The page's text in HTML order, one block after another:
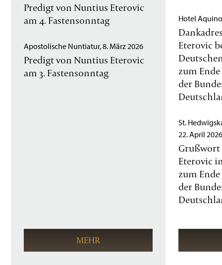
Predigt von Nuntius Eterovic
am 4. Fastensonntag
Apostolische Nuntiatur, 8. März 2026
Predigt von Nuntius Eterovic
am 3. Fastensonntag
MEHR
Hotel
Eterovic
zum
der
St.
22. April
Eterovic
zum
der